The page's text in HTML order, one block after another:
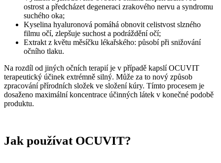
ostrost a předcházet degeneraci zrakového nervu a syndromu
suchého oka;
Kyselina hyaluronová pomáhá obnovit celistvost slzného
filmu očí, zlepšuje suchost a podráždění očí;
Extrakt z květu měsíčku lékařského: působí při snižování
očního tlaku.
Na rozdíl od jiných očních terapií je v případě kapslí OCUVIT
terapeutický účinek extrémně silný. Může za to nový způsob
zpracování přírodních složek ve složení kúry. Tímto procesem je
dosaženo maximální koncentrace účinných látek v konečné podobě
produktu.
Jak používat OCUVIT?